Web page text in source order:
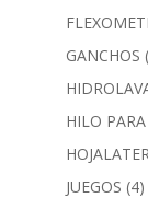
GANCHOS
HILO
JUEGOS (4)